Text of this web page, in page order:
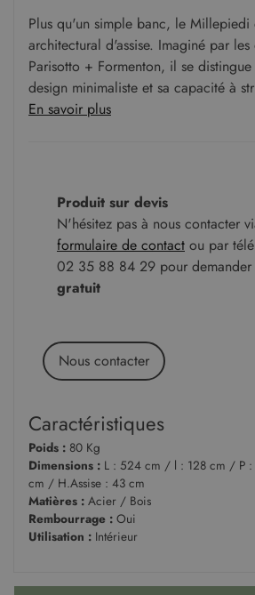
Plus qu'un simple banc, le Millepiedi
architectural d'assise. Imaginé par les
Parisotto + Formenton, il se
design minimaliste et sa capacité à
En savoir plus
Produit sur devis
N'hésitez pas à nous contacter
formulaire de contact ou par
02 35 88 84 29 pour demander
gratuit
Nous contacter
Caractéristiques
Poids : 80 Kg
Dimensions : L : 524 cm / l : 128 cm / P
cm / H.Assise : 43 cm
Matières : Acier / Bois
Rembourrage : Oui
Utilisation : Intérieur